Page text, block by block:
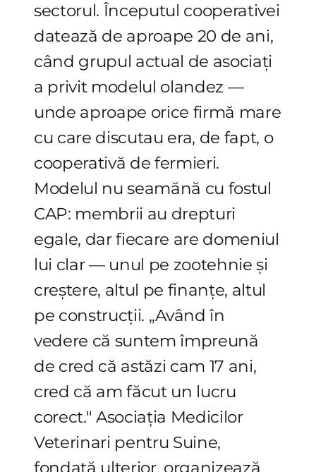
sectorul. Începutul cooperativei
datează de aproape 20 de ani,
când grupul actual de asociați
a privit modelul olandez —
unde aproape orice firmă mare
cu care discutau era, de fapt, o
cooperativă de fermieri.
Modelul nu seamănă cu fostul
CAP: membrii au drepturi
egale, dar fiecare are domeniul
lui clar — unul pe zootehnie și
creștere, altul pe finanțe, altul
pe construcții. „Având în
vedere că suntem împreună
de cred că astăzi cam 17 ani,
cred că am făcut un lucru
corect." Asociația Medicilor
Veterinari pentru Suine,
fondată ulterior, organizează